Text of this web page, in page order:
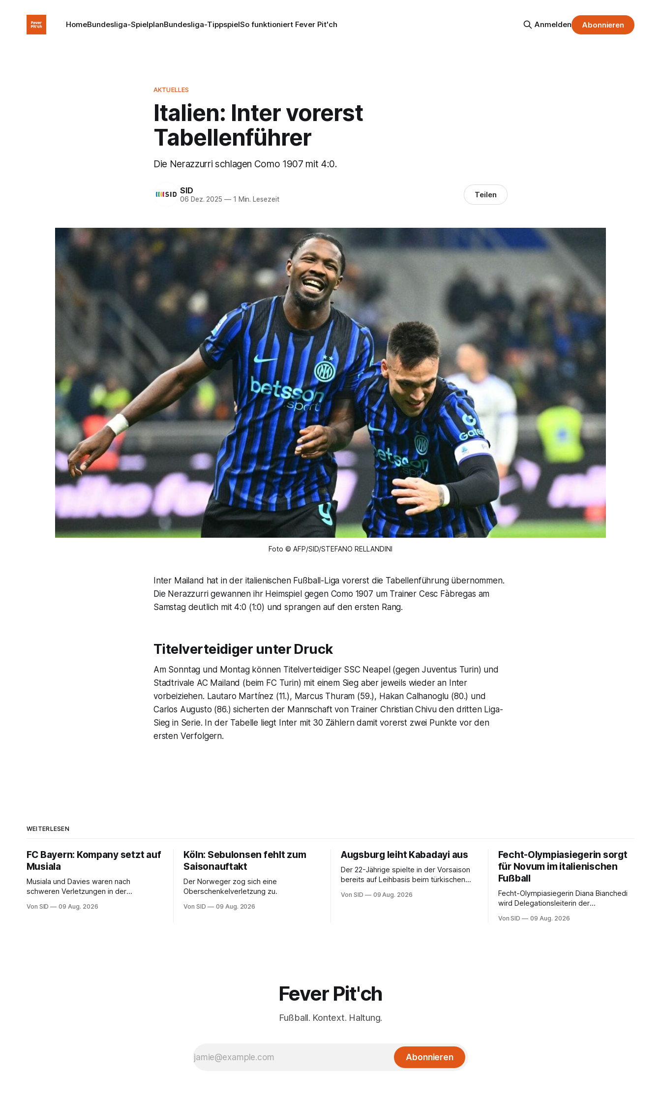
HomeBundesliga-SpielplanBundesliga-TippspielSo funktioniert Fever Pit'ch Anmelden Abonnieren
AKTUELLES
Italien: Inter vorerst
Tabellenführer
Die Nerazzurri schlagen Como 1907 mit 4:0.
SID
06 Dez. 2025 —1 Min. Lesezeit Teilen
Foto © AFP/SID/STEFANO RELLANDINI
Inter Mailand hat in der italienischen Fußball-Liga vorerst die Tabellenführung übernommen.
Die Nerazzurri gewannen ihr Heimspiel gegen Como 1907 um Trainer Cesc Fàbregas am
Samstag deutlich mit 4:0 (1:0) und sprangen auf den ersten Rang.
Titelverteidiger unter Druck
Am Sonntag und Montag können Titelverteidiger SSC Neapel (gegen Juventus Turin) und
Stadtrivale AC Mailand (beim FC Turin) mit einem Sieg aber jeweils wieder an Inter
vorbeiziehen. Lautaro Martínez (11.), Marcus Thuram (59.), Hakan Calhanoglu (80.) und
Carlos Augusto (86.) sicherten der Mannschaft von Trainer Christian Chivu den dritten Liga-
Sieg in Serie. In der Tabelle liegt Inter mit 30 Zählern damit vorerst zwei Punkte vor den
ersten Verfolgern.
WEITERLESEN
FC Bayern: Kompany setzt auf
Musiala
Musiala und Davies waren nach
schweren Verletzungen in der
Spur gekommen.
Von SID 09 Aug. 2026
Köln: Sebulonsen fehlt zum
Saisonauftakt
Der Norweger zog sich eine
Oberschenkelverletzung zu.
Von SID 09 Aug. 2026
Augsburg leiht Kabadayi aus
Der 22-Jährige spielte in der Vorsaison
bereits auf Leihbasis beim türkischen
Von SID 09 Aug. 2026
Fecht-Olympiasiegerin sorgt
für Novum im italienischen
Fußball
Fecht-Olympiasiegerin Diana Bianchedi
wird Delegationsleiterin der
Von SID 09 Aug. 2026
Fever Pit'ch
Fußball. Kontext. Haltung.
Abonnieren